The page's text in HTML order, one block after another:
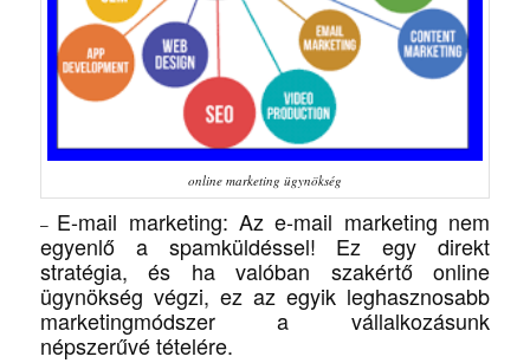
online marketing ügynökség
– E-mail marketing: Az e-mail marketing nem
egyenlő a spamküldéssel! Ez egy direkt
stratégia, és ha valóban szakértő online
ügynökség végzi, ez az egyik leghasznosabb
marketingmódszer a vállalkozásunk
népszerűvé tételére.